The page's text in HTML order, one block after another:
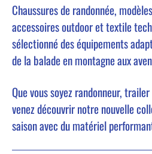
Chaussures de randonnée,
accessoires outdoor et textile
sélectionné des équipements
de la balade en montagne aux
Que vous soyez randonneur,
venez découvrir notre nouvelle
saison avec du matériel